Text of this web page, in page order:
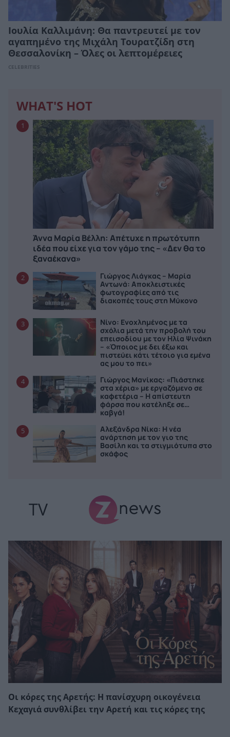
Ιουλία Καλλιμάνη: Θα παντρευτεί με τον
αγαπημένο της Μιχάλη Τουρατζίδη στη
Θεσσαλονίκη – Όλες οι λεπτομέρειες
CELEBRITIES
WHAT'S HOT
1
Άννα Μαρία Βέλλη: Απέτυχε η πρωτότυπη
ιδέα που είχε για τον γάμο της – «Δεν θα το
ξαναέκανα»
2
Γιώργος Λιάγκας – Μαρία
Αντωνά: Αποκλειστικές
φωτογραφίες από τις
διακοπές τους στη Μύκονο
3
Νίνο: Ενοχλημένος με τα
σχόλια μετά την προβολή του
επεισοδίου με τον Ηλία Ψινάκη
– «Όποιος με δει έξω και
πιστεύει κάτι τέτοιο για εμένα
ας μου το πει»
4
Γιώργος Μανίκας: «Πιάστηκε
στα χέρια» με εργαζόμενο σε
καφετέρια – Η απίστευτη
φάρσα που κατέληξε σε…
καβγά!
5
Αλεξάνδρα Νίκα: Η νέα
ανάρτηση με τον γιο της
Βασίλη και τα στιγμιότυπα στο
σκάφος
TV
Οι κόρες της Αρετής: Η πανίσχυρη οικογένεια
Κεχαγιά συνθλίβει την Αρετή και τις κόρες της